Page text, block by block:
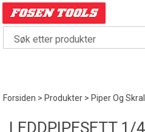
Forsiden>Produkter>Piper Og
LEDDPIPESETT 1/